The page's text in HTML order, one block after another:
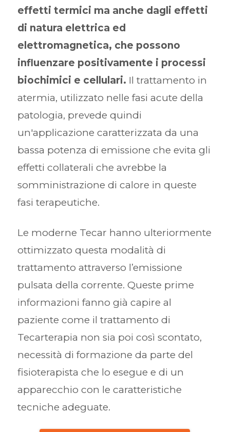
effetti termici ma anche dagli effetti
di natura elettrica ed
elettromagnetica, che possono
influenzare positivamente i processi
biochimici e cellulari. Il trattamento in
atermia, utilizzato nelle fasi acute della
patologia, prevede quindi
un'applicazione caratterizzata da una
bassa potenza di emissione che evita gli
effetti collaterali che avrebbe la
somministrazione di calore in queste
fasi terapeutiche.
Le moderne Tecar hanno ulteriormente
ottimizzato questa modalità di
trattamento attraverso l’emissione
pulsata della corrente. Queste prime
informazioni fanno già capire al
paziente come il trattamento di
Tecarterapia non sia poi così scontato,
necessità di formazione da parte del
fisioterapista che lo esegue e di un
apparecchio con le caratteristiche
tecniche adeguate.